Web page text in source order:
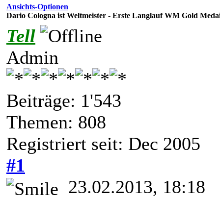
Ansichts-Optionen
Dario Cologna ist Weltmeister - Erste Langlauf WM Gold
Tell
Admin
Beiträge: 1'543
Themen: 808
Registriert seit: Dec 2005
#1
23.02.2013, 18:18